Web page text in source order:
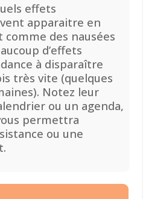
effets
apparaitre en
des nausées
d’effets
à disparaître
très vite (quelques
Notez leur
ou un agenda,
permettra
ou une